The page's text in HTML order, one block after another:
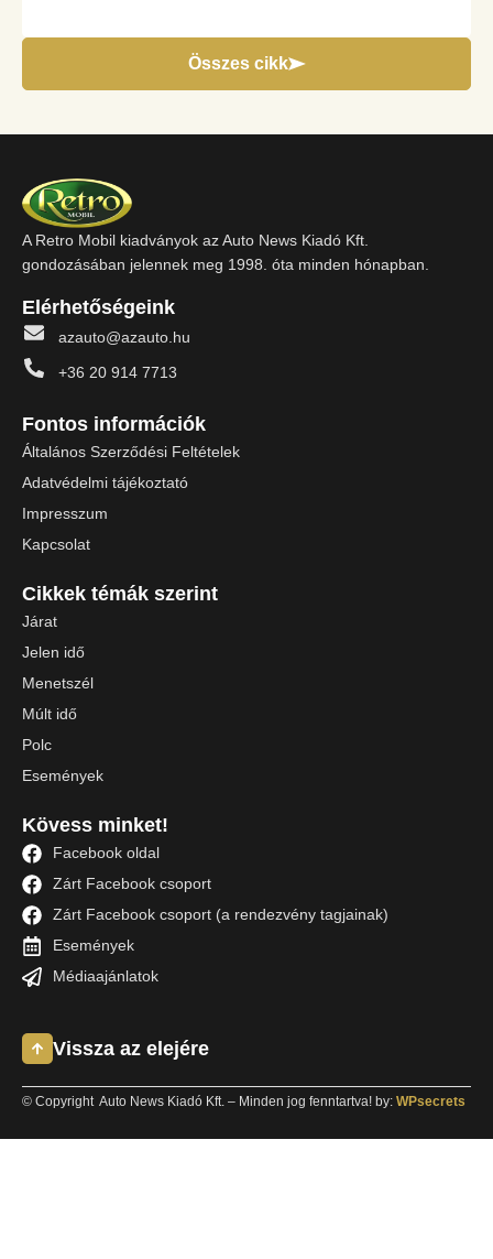
Összes cikk
A Retro Mobil kiadványok az Auto News Kiadó Kft.
gondozásában jelennek meg 1998. óta minden hónapban.
Elérhetőségeink
azauto@azauto.hu
+36 20 914 7713
Fontos információk
Általános Szerződési Feltételek
Adatvédelmi tájékoztató
Impresszum
Kapcsolat
Cikkek témák szerint
Járat
Jelen idő
Menetszél
Múlt idő
Polc
Események
Kövess minket!
Facebook oldal
Zárt Facebook csoport
Zárt Facebook csoport (a rendezvény tagjainak)
Események
Médiaajánlatok
Vissza az elejére
© Copyright Auto News Kiadó Kft. – Minden jog fenntartva! by: WPsecrets